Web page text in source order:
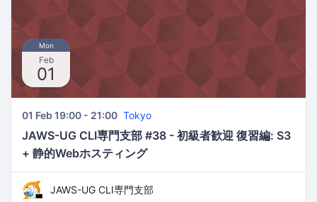
Mon
Feb
01
01 Feb 19:00 - 21:00 Tokyo
JAWS-UG CLI専門支部 #38 - 初級者歓迎 復習編: S3
+ 静的Webホスティング
JAWS-UG CLI専門支部